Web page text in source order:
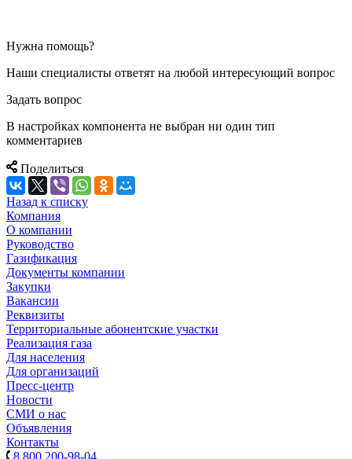
Нужна помощь?
Наши специалисты ответят на любой интересующий вопрос
Задать вопрос
В настройках компонента не выбран ни один тип
комментариев
Поделиться
Назад к списку
Компания
О компании
Руководство
Газификация
Документы компании
Закупки
Вакансии
Реквизиты
Территориальные абонентские участки
Реализация газа
Для населения
Для организаций
Пресс-центр
Новости
СМИ о нас
Объявления
Контакты
8 800 200-98-04